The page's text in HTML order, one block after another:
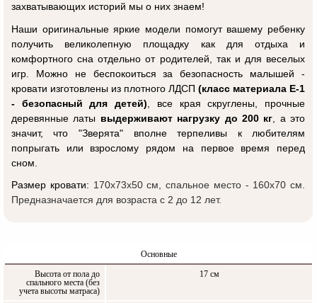
захватывающих историй мы о них знаем!
Наши оригинальные яркие модели помогут вашему ребенку
получить великолепную площадку как для отдыха и
комфортного сна отдельно от родителей, так и для веселых
игр. Можно не беспокоиться за безопасность малышей -
кровати изготовлены из плотного ЛДСП(класс материала Е-1
- безопасный для детей) , все края скруглены, прочные
деревянные латы выдерживают нагрузку до 200 кг , а это
значит, что "Зверята" вполне терпеливы к любителям
попрыгать или взрослому рядом на первое время перед
сном.
Размер кровати: 170х73х50 см, спальное место - 160x70 см.
Предназначается для возраста с 2 до 12 лет.
Основные
Высота от пола до
спального места (без
учета высоты матраса)
17 см